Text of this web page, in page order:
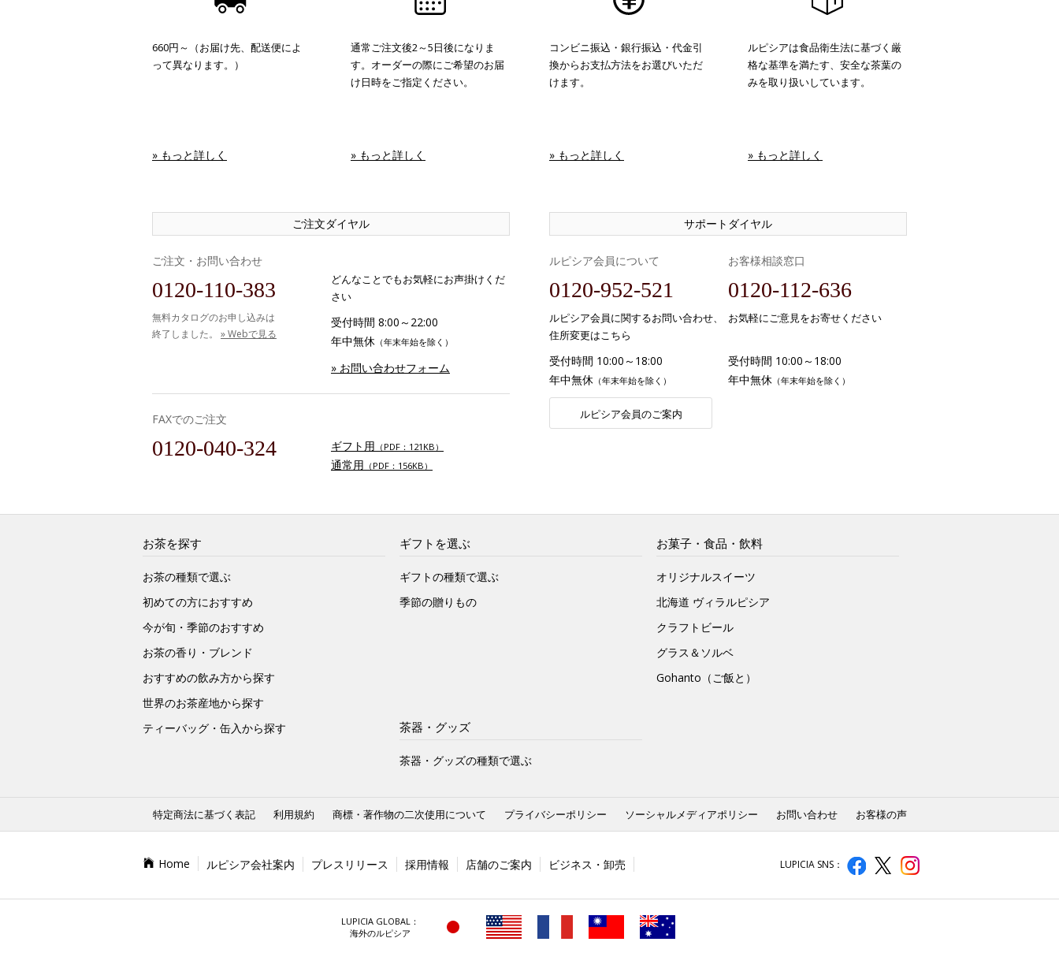
660円～（お届け先、配送便によ
って異なります。）
» もっと詳しく
通常ご注文後2～5日後になりま
す。オーダーの際にご希望のお届
け日時をご指定ください。
» もっと詳しく
コンビニ振込・銀行振込・代金引
換からお支払方法をお選びいただ
けます。
» もっと詳しく
ルピシアは食品衛生法に基づく厳
格な基準を満たす、安全な茶葉の
みを取り扱いしています。
» もっと詳しく
ご注文ダイヤル
ご注文・お問い合わせ
0120-110-383
無料カタログのお申し込みは
終了しました。 » Webで見る
どんなことでもお気軽にお声掛けくだ
さい
受付時間 8:00～22:00
年中無休 （年末年始を除く）
» お問い合わせフォーム
FAXでのご注文
0120-040-324 ギフト用 （PDF：121KB）
通常用 （PDF：156KB）
サポートダイヤル
ルピシア会員について
0120-952-521
ルピシア会員に関するお問い合わせ、
住所変更はこちら
受付時間 10:00～18:00
年中無休 （年末年始を除く）
ルピシア会員のご案内
お客様相談窓口
0120-112-636
お気軽にご意見をお寄せください
受付時間 10:00～18:00
年中無休 （年末年始を除く）
お茶を探す
お茶の種類で選ぶ
初めての方におすすめ
今が旬・季節のおすすめ
お茶の香り・ブレンド
おすすめの飲み方から探す
世界のお茶産地から探す
ティーバッグ・缶入から探す
ギフトを選ぶ
ギフトの種類で選ぶ
季節の贈りもの
お菓子・食品・飲料
オリジナルスイーツ
北海道 ヴィラルピシア
クラフトビール
グラス＆ソルベ
Gohanto（ご飯と）
茶器・グッズ
茶器・グッズの種類で選ぶ
特定商法に基づく表記 利用規約 商標・著作物の二次使用について プライバシーポリシー ソーシャルメディアポリシー お問い合わせ お客様の声
Home ルピシア会社案内 プレスリリース 採用情報 店舗のご案内 ビジネス・卸売 LUPICIA SNS：
LUPICIA GLOBAL：
海外のルピシア